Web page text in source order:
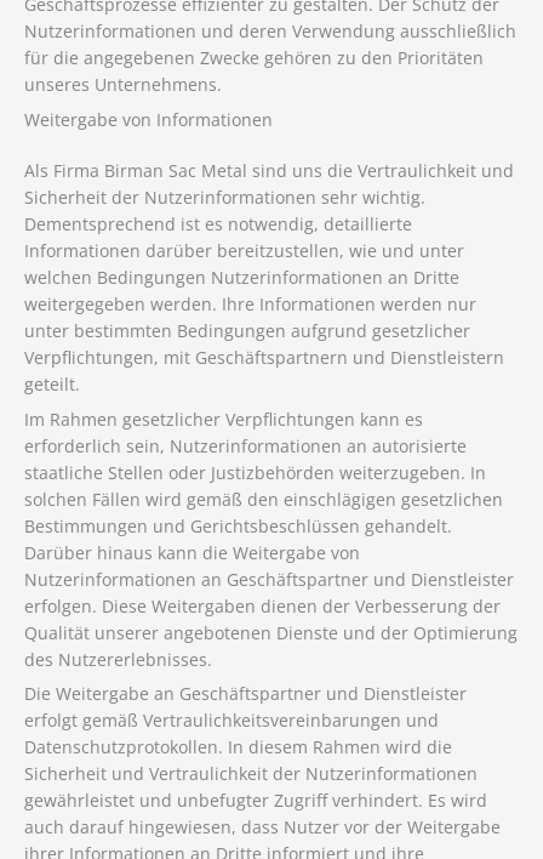
Nutzerinformationen und deren Verwendung ausschließlich
für die angegebenen Zwecke gehören zu den Prioritäten
unseres Unternehmens.
Weitergabe von Informationen
Als Firma Birman Sac Metal sind uns die Vertraulichkeit und
Sicherheit der Nutzerinformationen sehr wichtig.
Dementsprechend ist es notwendig, detaillierte
Informationen darüber bereitzustellen, wie und unter
welchen Bedingungen Nutzerinformationen an Dritte
weitergegeben werden. Ihre Informationen werden nur
unter bestimmten Bedingungen aufgrund gesetzlicher
Verpflichtungen, mit Geschäftspartnern und Dienstleistern
geteilt.
Im Rahmen gesetzlicher Verpflichtungen kann es
erforderlich sein, Nutzerinformationen an autorisierte
staatliche Stellen oder Justizbehörden weiterzugeben. In
solchen Fällen wird gemäß den einschlägigen gesetzlichen
Bestimmungen und Gerichtsbeschlüssen gehandelt.
Darüber hinaus kann die Weitergabe von
Nutzerinformationen an Geschäftspartner und Dienstleister
erfolgen. Diese Weitergaben dienen der Verbesserung der
Qualität unserer angebotenen Dienste und der Optimierung
des Nutzererlebnisses.
Die Weitergabe an Geschäftspartner und Dienstleister
erfolgt gemäß Vertraulichkeitsvereinbarungen und
Datenschutzprotokollen. In diesem Rahmen wird die
Sicherheit und Vertraulichkeit der Nutzerinformationen
gewährleistet und unbefugter Zugriff verhindert. Es wird
auch darauf hingewiesen, dass Nutzer vor der Weitergabe
ihrer Informationen an Dritte informiert und ihre